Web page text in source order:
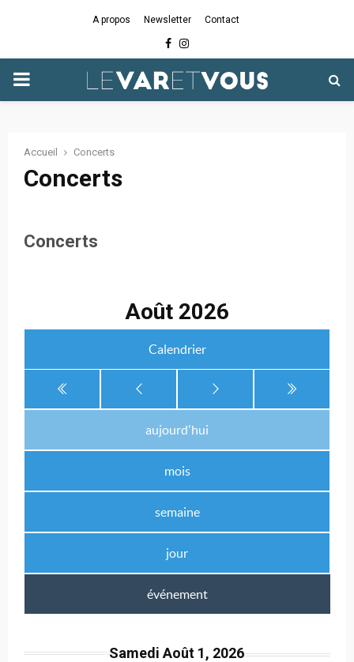
A propos Newsletter Contact
Facebook
Instagram
PRIMARY
Accueil Concerts
Concerts
Concerts
Août 2026
Calendrier
aujourd'hui
mois
semaine
jour
événement
Samedi Août 1, 2026